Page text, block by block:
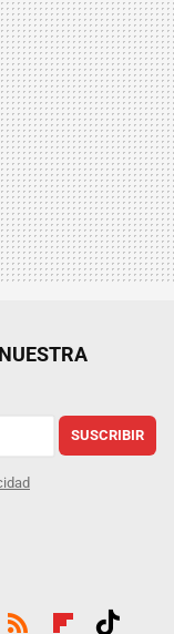
SUSCRIBIR